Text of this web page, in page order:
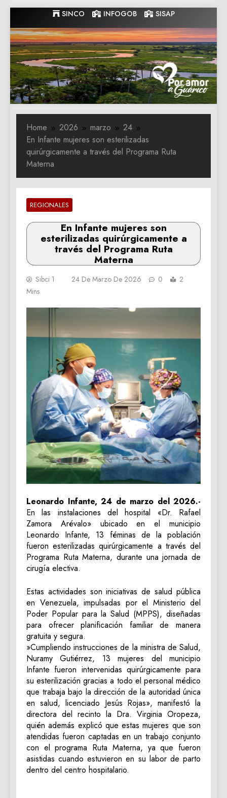
to
content
SINCO INFOGOB SISAP
Gobernacion
de Guarico
Gobernacion de Guarico
Home 2026 marzo
24
En Infante mujeres son esterilizadas
quirúrgicamente a través del Programa Ruta
Materna
REGIONALES
En Infante mujeres son
esterilizadas quirúrgicamente a
través del Programa Ruta
Materna
Sibci 1 24 De Marzo De 2026 0
2
Mins
Leonardo Infante, 24 de marzo del 2026.-
En las instalaciones del hospital «Dr. Rafael
Zamora Arévalo» ubicado en el municipio
Leonardo Infante, 13 féminas de la población
fueron esterilizadas quirúrgicamente a través del
Programa Ruta Materna, durante una jornada de
cirugía electiva.
‎Estas actividades son iniciativas de salud pública
en Venezuela, impulsadas por el Ministerio del
Poder Popular para la Salud (MPPS), diseñadas
para ofrecer planificación familiar de manera
gratuita y segura.
‎»Cumpliendo instrucciones de la ministra de Salud,
Nuramy Gutiérrez, 13 mujeres del municipio
Infante fueron intervenidas quirúrgicamente para
su esterilización gracias a todo el personal médico
que trabaja bajo la dirección de la autoridad única
en salud, licenciado Jesús Rojas», manifestó la
directora del recinto la Dra. Virginia Oropeza,
quién además explicó que estas mujeres que son
atendidas fueron captadas en un trabajo conjunto
con el programa Ruta Materna, ya que fueron
asistidas cuando estuvieron en su labor de parto
dentro del centro hospitalario.